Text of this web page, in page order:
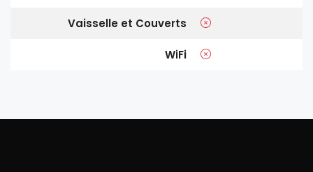
Vaisselle et Couverts
WiFi